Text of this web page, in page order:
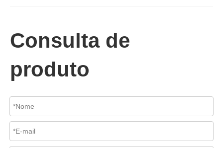
Em sistemas de tubulações industriais, evitar o fluxo reverso é
Consulta de
produto